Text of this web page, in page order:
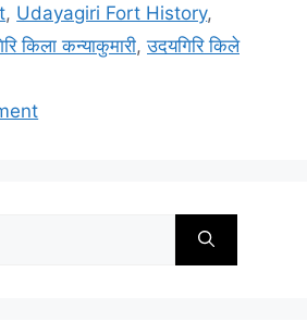
, Udayagiri Fort History,
किला कन्याकुमारी,उदयगिरि किले